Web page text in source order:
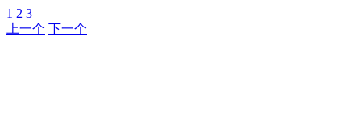
1 2 3
上一个 下一个